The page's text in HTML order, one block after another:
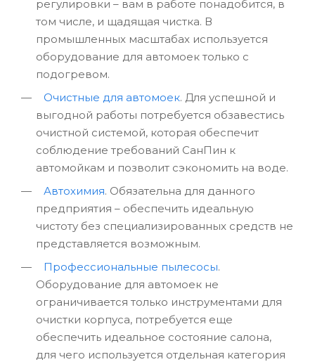
регулировки – вам в работе понадобится, в
том числе, и щадящая чистка. В
промышленных масштабах используется
оборудование для автомоек только с
подогревом.
Очистные для автомоек. Для успешной и
выгодной работы потребуется обзавестись
очистной системой, которая обеспечит
соблюдение требований СанПин к
автомойкам и позволит сэкономить на воде.
Автохимия. Обязательна для данного
предприятия – обеспечить идеальную
чистоту без специализированных средств не
представляется возможным.
Профессиональные пылесосы.
Оборудование для автомоек не
ограничивается только инструментами для
очистки корпуса, потребуется еще
обеспечить идеальное состояние салона,
для чего используется отдельная категория